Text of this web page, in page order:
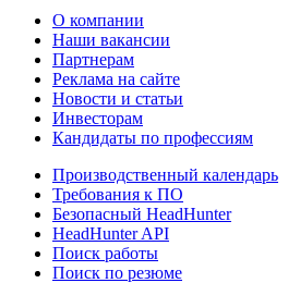
О компании
Наши вакансии
Партнерам
Реклама на сайте
Новости и статьи
Инвесторам
Кандидаты по профессиям
Производственный календарь
Требования к ПО
Безопасный HeadHunter
HeadHunter API
Поиск работы
Поиск по резюме